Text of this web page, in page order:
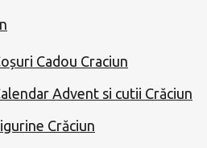
Cadou Craciun
Advent si cutii Crăciun
Crăciun